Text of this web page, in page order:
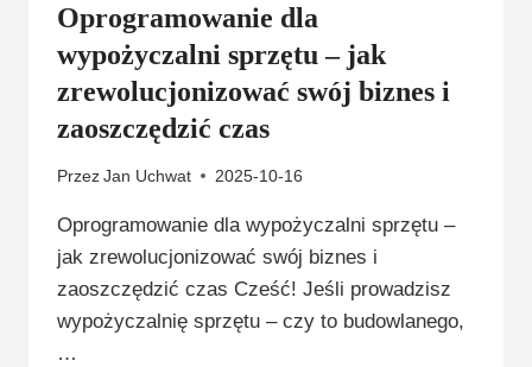
Oprogramowanie dla
wypożyczalni sprzętu – jak
zrewolucjonizować swój biznes i
zaoszczędzić czas
Przez Jan Uchwat 2025-10-16
Oprogramowanie dla wypożyczalni sprzętu –
jak zrewolucjonizować swój biznes i
zaoszczędzić czas Cześć! Jeśli prowadzisz
wypożyczalnię sprzętu – czy to budowlanego,
…